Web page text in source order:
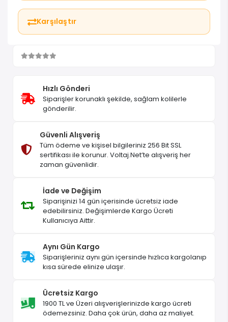
Karşılaştır
Hızlı Gönderi
Siparişler korunaklı şekilde, sağlam kolilerle
gönderilir.
Güvenli Alışveriş
Tüm ödeme ve kişisel bilgileriniz 256 Bit SSL
sertifikası ile korunur. Voltaj.Net’te alışveriş her
zaman güvenlidir.
İade ve Değişim
Siparişinizi 14 gün içerisinde ücretsiz iade
edebilirsiniz. Değişimlerde Kargo Ücreti
Kullanıcıya Aittir.
Aynı Gün Kargo
Siparişleriniz aynı gün içersinde hızlıca kargolanıp
kısa sürede elinize ulaşır.
Ücretsiz Kargo
1900 TL ve Üzeri alışverişlerinizde kargo ücreti
ödemezsiniz. Daha çok ürün, daha az maliyet.